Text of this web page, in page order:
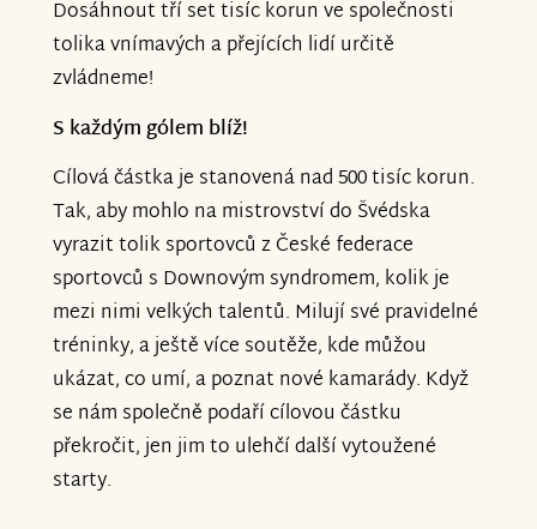
Dosáhnout tří set tisíc korun ve společnosti
tolika vnímavých a přejících lidí určitě
zvládneme!
S každým gólem blíž!
Cílová částka je stanovená nad 500 tisíc korun.
Tak, aby mohlo na mistrovství do Švédska
vyrazit tolik sportovců z České federace
sportovců s Downovým syndromem, kolik je
mezi nimi velkých talentů. Milují své pravidelné
tréninky, a ještě více soutěže, kde můžou
ukázat, co umí, a poznat nové kamarády. Když
se nám společně podaří cílovou částku
překročit, jen jim to ulehčí další vytoužené
starty.